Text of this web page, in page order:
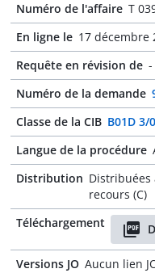
Numéro de l'affaire T
En ligne le 17 décembre
Requête en révision de -
Numéro de la demande
Classe de la CIB B01D 3/
Langue de la procédure
Distribution Distribuées
recours (C)
Téléchargement
Versions JO Aucun lien